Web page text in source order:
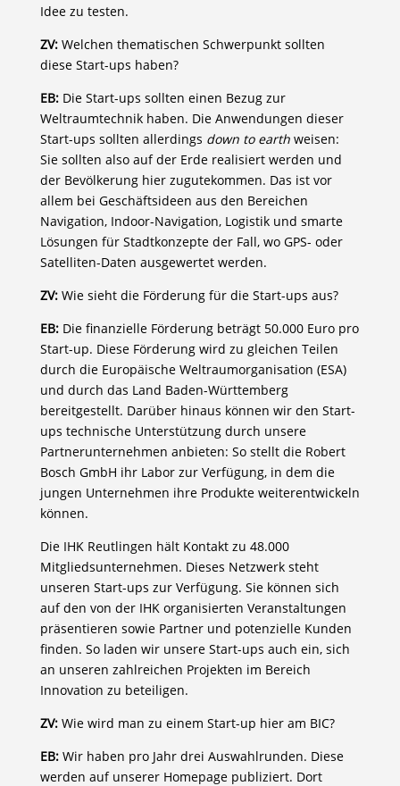
Idee zu testen.
ZV: Welchen thematischen Schwerpunkt sollten
diese Start-ups haben?
EB: Die Start-ups sollten einen Bezug zur
Weltraumtechnik haben. Die Anwendungen dieser
Start-ups sollten allerdings down to earthweisen:
Sie sollten also auf der Erde realisiert werden und
der Bevölkerung hier zugutekommen. Das ist vor
allem bei Geschäftsideen aus den Bereichen
Navigation, Indoor-Navigation, Logistik und smarte
Lösungen für Stadtkonzepte der Fall, wo GPS- oder
Satelliten-Daten ausgewertet werden.
ZV: Wie sieht die Förderung für die Start-ups aus?
EB:Die finanzielle Förderung beträgt 50.000 Euro pro
Start-up. Diese Förderung wird zu gleichen Teilen
durch die Europäische Weltraumorganisation (ESA)
und durch das Land Baden-Württemberg
bereitgestellt. Darüber hinaus können wir den Start-
ups technische Unterstützung durch unsere
Partnerunternehmen anbieten: So stellt die Robert
Bosch GmbH ihr Labor zur Verfügung, in dem die
jungen Unternehmen ihre Produkte weiterentwickeln
können.
Die IHK Reutlingen hält Kontakt zu 48.000
Mitgliedsunternehmen. Dieses Netzwerk steht
unseren Start-ups zur Verfügung. Sie können sich
auf den von der IHK organisierten Veranstaltungen
präsentieren sowie Partner und potenzielle Kunden
finden. So laden wir unsere Start-ups auch ein, sich
an unseren zahlreichen Projekten im Bereich
Innovation zu beteiligen.
ZV: Wie wird man zu einem Start-up hier am BIC?
EB: Wir haben pro Jahr drei Auswahlrunden. Diese
werden auf unserer Homepage publiziert. Dort